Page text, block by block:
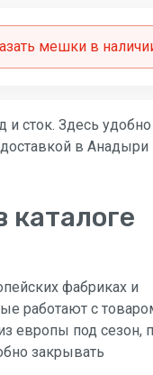
мешки в
и сток. Здесь удобно
в Анадыри
каталоге
фабриках и
работают с
европы под сезон,
закрывать